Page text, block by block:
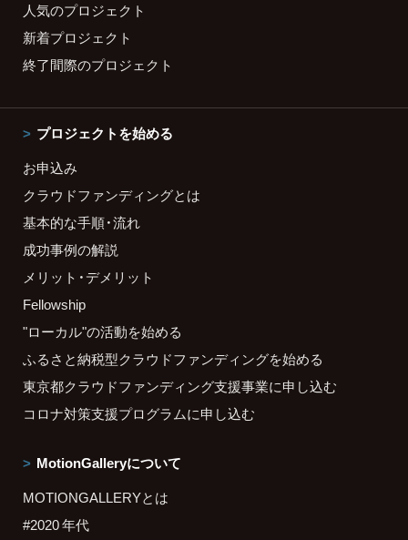
人気のプロジェクト
新着プロジェクト
終了間際のプロジェクト
プロジェクトを始める
お申込み
クラウドファンディングとは
基本的な手順・流れ
成功事例の解説
メリット・デメリット
Fellowship
"ローカル"の活動を始める
ふるさと納税型クラウドファンディングを始める
東京都クラウドファンディング支援事業に申し込む
コロナ対策支援プログラムに申し込む
MotionGalleryについて
MOTIONGALLERYとは
#2020 年代